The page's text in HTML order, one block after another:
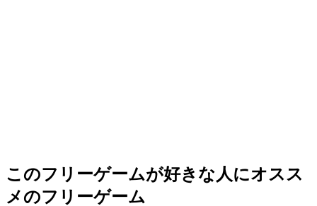
このフリーゲームが好きな人にオスス
メのフリーゲーム